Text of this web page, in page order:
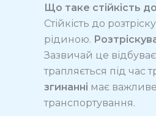
Що таке стійкість
Стійкість до
рідиною.
Зазвичай це
трапляється під час
згинанні має важливе
транспортування.